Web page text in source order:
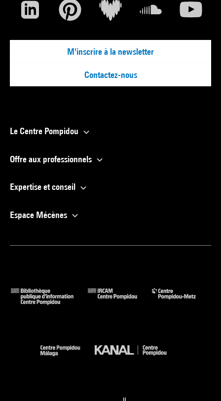
M'inscrire à la newsletter
Contactez-nous
Le Centre Pompidou
Offre aux professionnels
Expertise et conseil
Espace Mécènes